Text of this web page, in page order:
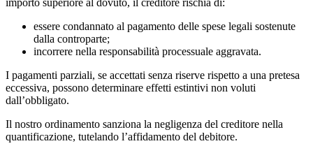
essere condannato al pagamento delle spese legali sostenute
dalla controparte;
incorrere nella responsabilità processuale aggravata.
I pagamenti parziali, se accettati senza riserve rispetto a una pretesa
eccessiva, possono determinare effetti estintivi non voluti
dall’obbligato.
Il nostro ordinamento sanziona la negligenza del creditore nella
quantificazione, tutelando l’affidamento del debitore.